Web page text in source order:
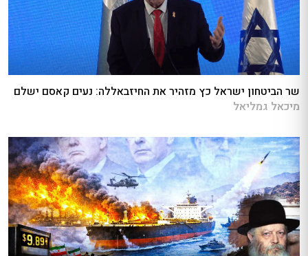
שר הביטחון ישראל כץ מזהיר את החיזבאללה: נעים קאסם ישלם
מיכאל גמליאל